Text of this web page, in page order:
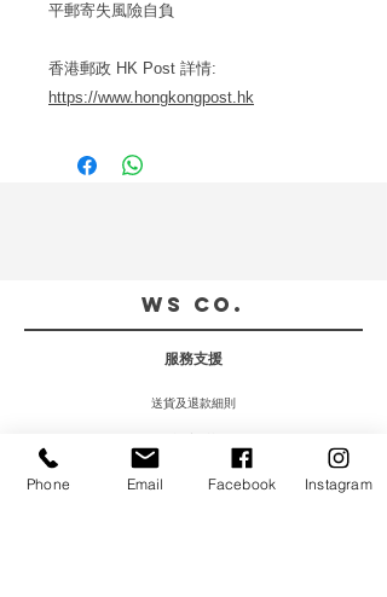
平郵寄失風險自負
香港郵政 HK Post 詳情:
https://www.hongkongpost.hk
WS CO.
服務支援
送貨及退款細則
聯絡我們
Phone Email Facebook Instagram